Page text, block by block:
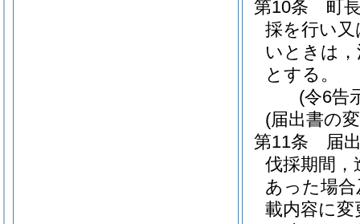
第10条
町
採を行い又
いときは
とする。
(令6告
(届出書の
第11条
届
伐採期間，
あった場
載内容に